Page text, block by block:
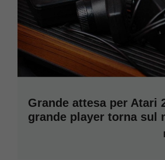
Grande attesa per Atari
grande player torna sul